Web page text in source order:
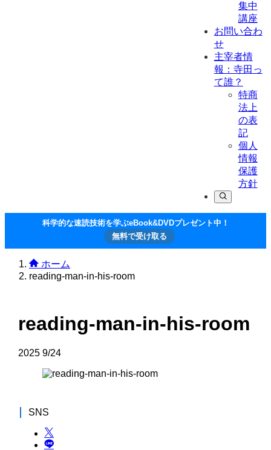
集中
講座
お問い合わ
せ
主宰者情
報：寺田っ
て誰？
特商
法上
の表
記
個人
情報
保護
方針
科学的な速読技術を学ぶeBook&DVDプレゼント中！
無料で受け取る
ホーム
reading-man-in-his-room
reading-man-in-his-room
2025 9/24
SNS